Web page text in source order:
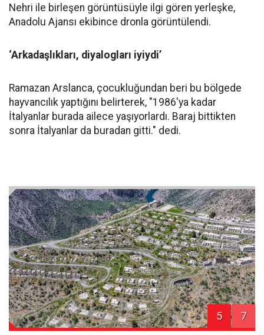
Nehri ile birleşen görüntüsüyle ilgi gören yerleşke,
Anadolu Ajansı ekibince dronla görüntülendi.
‘Arkadaşlıkları, diyalogları iyiydi’
Ramazan Arslanca, çocukluğundan beri bu bölgede
hayvancılık yaptığını belirterek, "1986'ya kadar
İtalyanlar burada ailece yaşıyorlardı. Baraj bittikten
sonra İtalyanlar da buradan gitti." dedi.
5 7